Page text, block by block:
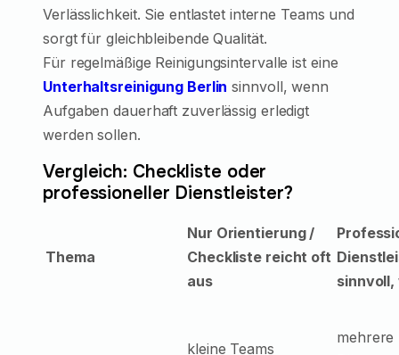
Verlässlichkeit. Sie entlastet interne Teams und
sorgt für gleichbleibende Qualität.
Für regelmäßige Reinigungsintervalle ist eine
Unterhaltsreinigung Berlin sinnvoll, wenn
Aufgaben dauerhaft zuverlässig erledigt
werden sollen.
Vergleich: Checkliste oder
professioneller Dienstleister?
Thema
Nur Orientierung /
Checkliste reicht oft
aus
sinnvoll,
kleine Teams
mehrere